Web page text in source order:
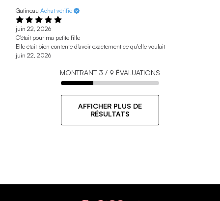
Gatineau Achat vérifié
juin 22, 2026
C'était pour ma petite fille
Elle était bien contente d'avoir exactement ce qu'elle voulait
juin 22, 2026
MONTRANT 3 / 9 ÉVALUATIONS
AFFICHER PLUS DE
RÉSULTATS